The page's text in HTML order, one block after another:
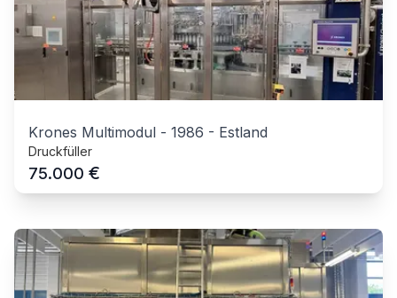
Krones Multimodul - 1986 - Estland
Druckfüller
75.000 €